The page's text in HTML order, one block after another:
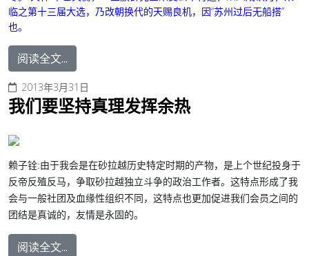
临之第十三届大选，乃改朝换代的天赐良机，因“苏州过后无船搭”
也。
阅读全文...
2013年3月31日
我们要坚持真理发挥余热
赖子铨:由于我会是在砂拉越历史特定时期的产物，是上个世纪投身于
反帝反殖反马，争取砂拉越独立斗争的政治工作者。这特点形成了我
会与一般社团及血缘性组织不同，这特点也更加促进我们会员之间的
团结是真诚的，友情是永固的。
阅读全文...